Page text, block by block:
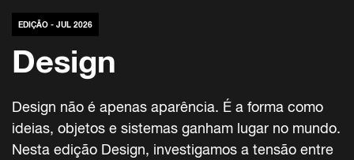
EDIÇÃO - JUL 2026
Design
Design não é apenas aparência. É a forma como
ideias, objetos e sistemas ganham lugar no mundo.
Nesta edição Design, investigamos a tensão entre